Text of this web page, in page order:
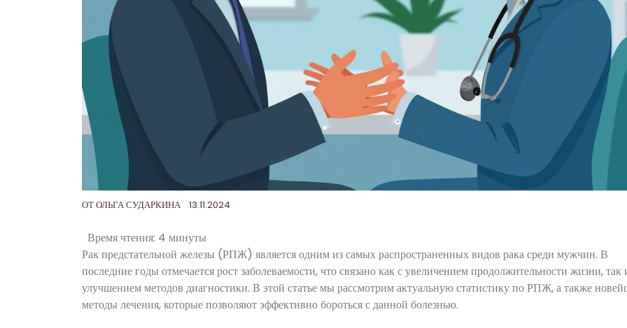
ОТОЛЬГА СУДАРКИНА 13.11.2024
Время чтения: 4 минуты
Рак предстательной железы (РПЖ) является одним из самых распространенных видов рака среди мужчин. В
последние годы отмечается рост заболеваемости, что связано как с увеличением продолжительности жизни, так
улучшением методов диагностики. В этой статье мы рассмотрим актуальную статистику по РПЖ, а также
методы лечения, которые позволяют эффективно бороться с данной болезнью.